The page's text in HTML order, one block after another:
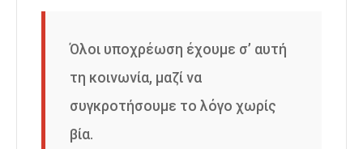
Όλοι υποχρέωση έχουμε σ’ αυτή
τη κοινωνία, μαζί να
συγκροτήσουμε το λόγο χωρίς
βία.